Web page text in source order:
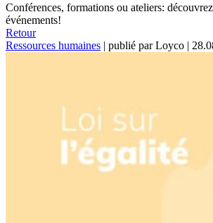
Conférences, formations ou ateliers:
événements!
Retour
Ressources humaines | publié par Loyco |